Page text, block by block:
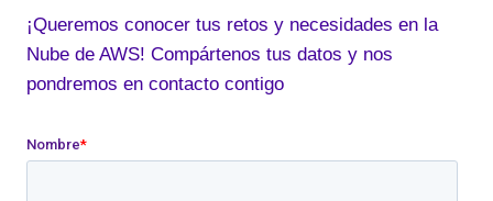
¡Queremos conocer tus retos y necesidades en la
Nube de AWS! Compártenos tus datos y nos
pondremos en contacto contigo